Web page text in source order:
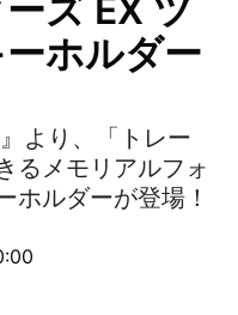
ズ EX ツ
ホルダー
より、「トレー
るメモリアルフォ
ホルダーが登場！